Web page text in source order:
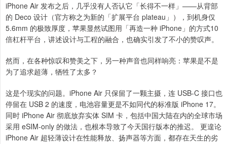
iPhone Air 发布之后，几乎没有人否认它「长得不一样」——从背部
的 Deco 设计（官方称之为新的「扩展平台 plateau」），到机身仅
5.6mm 的极致厚度，苹果显然试图用「再造一种 iPhone」的方式10
倍杠杆平台，讲述设计与工程的融合，也确实引发了不小的赞叹声。
然而，在各种惊叹和赞美之下，另一种声音也同样响亮：苹果是不是
为了追求超薄，牺牲了太多？
这是个现实的问题。iPhone Air 只保留了一颗主摄，连 USB-C 接口也
停留在 USB 2 的速度，电池容量更是不如同代的标准版 iPhone 17。
同时 iPhone Air 彻底放弃实体 SIM 卡，包括中国大陆在内的全球市场
采用 eSIM-only 的做法，也根本导致了今天国行版本的推迟。 更遑论
iPhone Air 超轻薄设计在性能释放、扬声器等方面，都存在天生的劣